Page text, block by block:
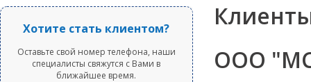
Хотите стать клиентом?
Оставьте свой номер телефона, наши
специалисты свяжутся с Вами в
ближайшее время.
ООО